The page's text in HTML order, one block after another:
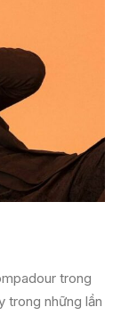
trong
trong những lần